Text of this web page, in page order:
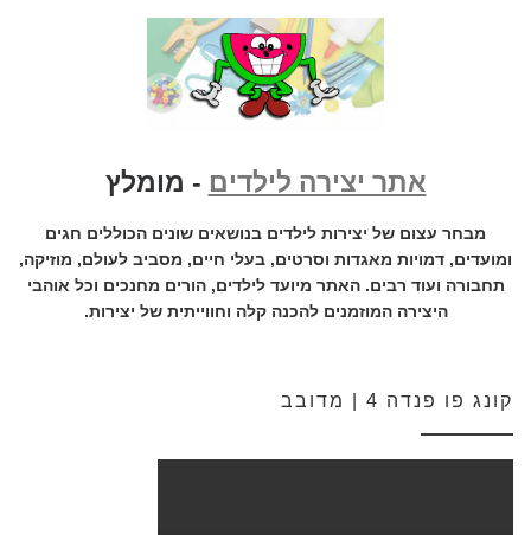
אתר יצירה לילדים - מומלץ
מבחר עצום של יצירות לילדים בנושאים שונים הכוללים חגים
ומועדים, דמויות מאגדות וסרטים, בעלי חיים, מסביב לעולם, מוזיקה,
תחבורה ועוד רבים. האתר מיועד לילדים, הורים מחנכים וכל אוהבי
היצירה המוזמנים להכנה קלה וחווייתית של יצירות.
קונג פו פנדה 4 | מדובב